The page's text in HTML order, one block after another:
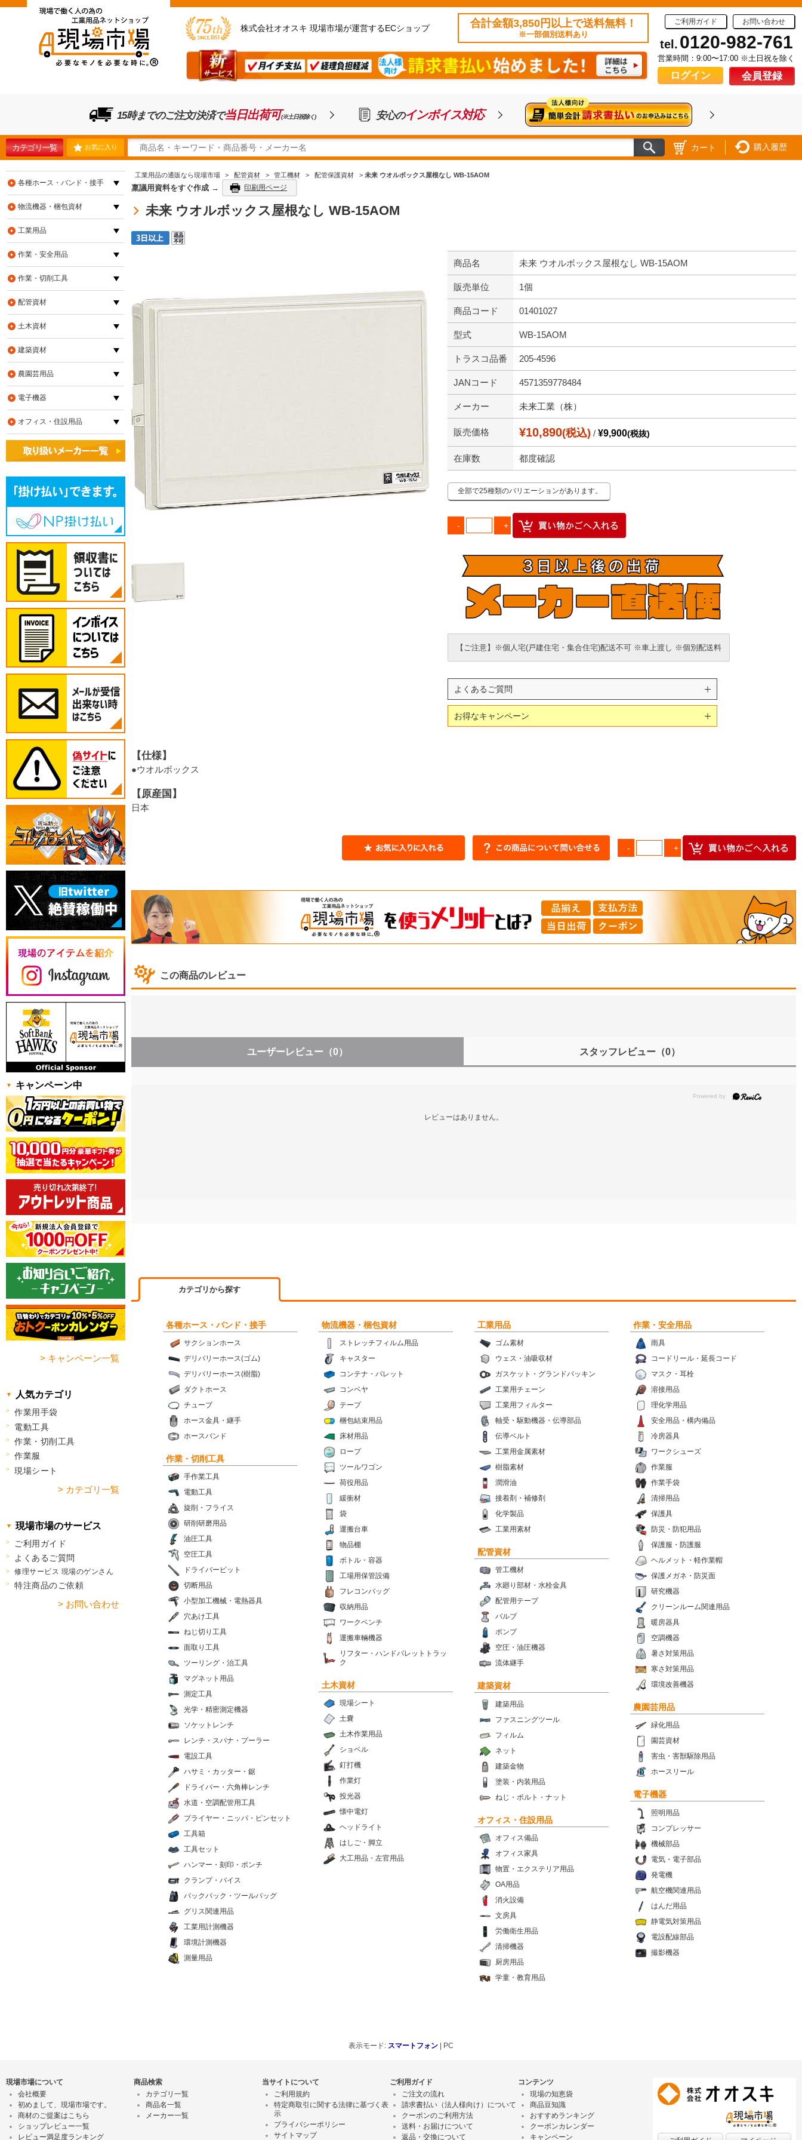
株式会社オオスキ 現場市場が運営するECショップ 合計金額3,850円以上で送料無料！
※一部個別送料あり
ご利用ガイド お問い合わせ
tel. 0120-982-761
営業時間：9:00〜17:00 ※土日祝を除く
ログイン 会員登録
15時までのご注文/決済で当日出荷可(※土日祝除く) 安心のインボイス対応
カテゴリ一覧 お気に入り カート 購入履歴
工業用品の通販なら現場市場 > 配管資材 > 管工機材 > 配管保護資材 > 未来 ウオルボックス屋根なし WB-15AOM
稟議用資料をすぐ作成 → 印刷用ページ
未来 ウオルボックス屋根なし WB-15AOM
商品名 未来 ウオルボックス屋根なし WB-15AOM
販売単位 1個
商品コード 01401027
型式 WB-15AOM
トラスコ品番 205-4596
JANコード 4571359778484
メーカー 未来工業（株）
販売価格 ¥10,890(税込) / ¥9,900(税抜)
在庫数 都度確認
全部で25種類のバリエーションがあります。
【ご注意】※個人宅(戸建住宅・集合住宅)配送不可 ※車上渡し ※個別配送料
よくあるご質問
お得なキャンペーン
【仕様】
●ウオルボックス
【原産国】
日本
この商品のレビュー
ユーザーレビュー （0） スタッフレビュー （0）
レビューはありません。
カテゴリから探す
各種ホース・バンド・接手
サクションホース
デリバリーホース(ゴム)
デリバリーホース(樹脂)
ダクトホース
チューブ
ホース金具・継手
ホースバンド
物流機器・梱包資材
ストレッチフィルム用品
キャスター
コンテナ・パレット
コンベヤ
テープ
梱包結束用品
床材用品
ロープ
ツールワゴン
荷役用品
緩衝材
袋
運搬台車
物品棚
ボトル・容器
工場用保管設備
フレコンバッグ
収納用品
ワークベンチ
運搬車輛機器
リフター・ハンドパレットトラッ
ク
工業用品
ゴム素材
ウェス・油吸収材
ガスケット・グランドパッキン
工業用チェーン
工業用フィルター
軸受・駆動機器・伝導部品
伝導ベルト
工業用金属素材
樹脂素材
潤滑油
接着剤・補修剤
化学製品
工業用素材
作業・安全用品
雨具
コードリール・延長コード
マスク・耳栓
溶接用品
理化学用品
安全用品・構内備品
冷房器具
ワークシューズ
作業服
作業手袋
清掃用品
保護具
防災・防犯用品
保護服・防護服
ヘルメット・軽作業帽
保護メガネ・防災面
研究機器
クリーンルーム関連用品
暖房器具
空調機器
暑さ対策用品
寒さ対策用品
環境改善機器
作業・切削工具
手作業工具
電動工具
旋削・フライス
研削研磨用品
油圧工具
空圧工具
ドライバービット
切断用品
小型加工機械・電熱器具
穴あけ工具
ねじ切り工具
面取り工具
ツーリング・治工具
マグネット用品
測定工具
光学・精密測定機器
ソケットレンチ
レンチ・スパナ・プーラー
電設工具
ハサミ・カッター・鋸
ドライバー・六角棒レンチ
水道・空調配管用工具
プライヤー・ニッパ・ピンセット
工具箱
工具セット
ハンマー・刻印・ポンチ
クランプ・バイス
バックパック・ツールバッグ
グリス関連用品
工業用計測機器
環境計測機器
測量用品
配管資材
管工機材
水廻り部材・水栓金具
配管用テープ
バルブ
ポンプ
空圧・油圧機器
流体継手
土木資材
現場シート
土嚢
土木作業用品
ショベル
釘打機
作業灯
投光器
懐中電灯
ヘッドライト
はしご・脚立
大工用品・左官用品
建築資材
建築用品
ファスニングツール
フィルム
ネット
建築金物
塗装・内装用品
ねじ・ボルト・ナット
農園芸用品
緑化用品
園芸資材
害虫・害獣駆除用品
ホースリール
電子機器
照明用品
コンプレッサー
機械部品
電気・電子部品
発電機
航空機関連用品
はんだ用品
静電気対策用品
電設配線部品
撮影機器
オフィス・住設用品
オフィス備品
オフィス家具
物置・エクステリア用品
OA用品
消火設備
文房具
労働衛生用品
清掃機器
厨房用品
学童・教育用品
各種ホース・バンド・接手
物流機器・梱包資材
工業用品
作業・安全用品
作業・切削工具
配管資材
土木資材
建築資材
農園芸用品
電子機器
オフィス・住設用品
キャンペーン中
> キャンペーン一覧
人気カテゴリ
作業用手袋
電動工具
作業・切削工具
作業服
現場シート
> カテゴリ一覧
現場市場のサービス
ご利用ガイド
よくあるご質問
修理サービス 現場のゲンさん
特注商品のご依頼
> お問い合わせ
表示モード: スマートフォン | PC
現場市場について
会社概要
初めまして、現場市場です。
商材のご提案はこちら
ショップレビュー一覧
レビュー満足度ランキング
商品検索
カテゴリ一覧
商品名一覧
メーカー一覧
当サイトについて
ご利用規約
特定商取引に関する法律に基づく表
示
プライバシーポリシー
サイトマップ
ご利用ガイド
ご注文の流れ
請求書払い（法人様向け）について
クーポンのご利用方法
送料・お届けについて
返品・交換について
コンテンツ
現場の知恵袋
商品豆知識
おすすめランキング
クーポンカレンダー
キャンペーン